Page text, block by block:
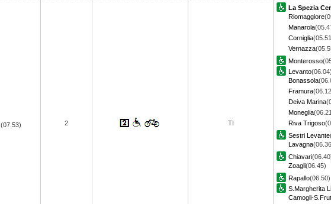
(07.53) 2 TI
La Spezia
Riomaggiore
Manarola
Corniglia
Vernazza
Monterosso
Levanto(06.04)
Bonassola
Framura
Deiva Marina
Moneglia
Riva Trigoso
Sestri Levante
Lavagna
Chiavari
Zoagli(06.45)
Rapallo(06.50)
S.Margherita
Camogli-